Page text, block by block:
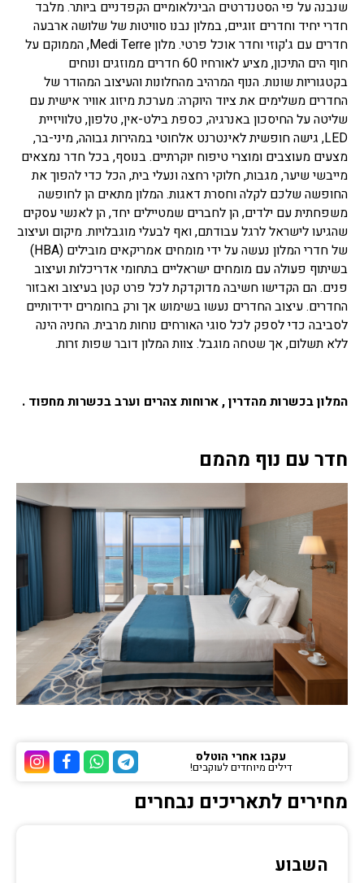
שנבנה על פי הסטנדרטים הבינלאומיים הקפדניים ביותר. מלבד
חדרי יחיד וחדרים זוגיים, במלון נבנו סוויטות של שלושה ארבעה
חדרים עם ג'קוזי וחדר אוכל פרטי. מלון Medi Terre, הממוקם על
חוף הים התיכון, מציע לאורחיו 60 חדרים ממוזגים ונוחים
בקטגוריות שונות. הנוף המרהיב מהחלונות והעיצוב המהודר של
החדרים משלימים את ציוד היוקרה: מערכת מיזוג אוויר אישית עם
שליטה על החיסכון באנרגיה, כספת בילט-אין, טלפון, טלוויזיית
LED, גישה חופשית לאינטרנט אלחוטי במהירות גבוהה, מיני-בר,
מצעים מעוצבים ומוצרי טיפוח יוקרתיים. בנוסף, בכל חדר נמצאים
מייבשי שיער, מגבות, חלוקי רחצה ונעלי בית, הכל כדי להפוך את
החופשה שלכם לקלה וחסרת דאגות. המלון מתאים הן לחופשה
משפחתית עם ילדים, הן לחברים שמטיילים יחד, הן לאנשי עסקים
שהגיעו לישראל לרגל עבודתם, ואף לבעלי מוגבלויות. מיקום ועיצוב
של חדרי המלון נעשה על ידי מומחים אמריקאים מובילים (HBA)
בשיתוף פעולה עם מומחים ישראליים בתחומי אדריכלות ועיצוב
פנים. הם הקדישו חשיבה מדוקדקת לכל פרט קטן בעיצוב ואבזור
החדרים. עיצוב החדרים נעשו בשימוש אך ורק בחומרים ידידותיים
לסביבה כדי לספק לכל סוגי האורחים נוחות מרבית. החניה הינה
ללא תשלום, אך שטחה מוגבל. צוות המלון דובר שפות זרות.
המלון בכשרות מהדרין , ארוחות צהרים וערב בכשרות מחפוד .
חדר עם נוף מהמם
ערוץ ערוץ
ערוץ הוואטסאפ של
ערוץ הטלגרם של הוטלס
עקבו אחרי הוטלס
דילים מיוחדים לעוקבים!
מחירים לתאריכים נבחרים
השבוע